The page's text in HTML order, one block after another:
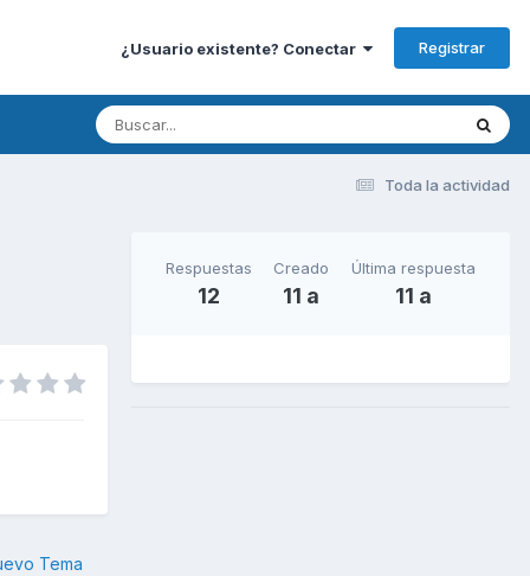
¿Usuario existente? Conectar Registrar
Toda la actividad
Tema
Respuestas
12
Creado
11 a
Última respuesta
11 a